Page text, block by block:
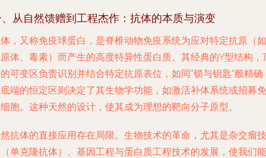
从自然馈赠到工程杰作：抗体的本质与演变
，又称免疫球蛋白，是脊椎动物免疫系统为应对特定抗原（如
体、毒素）而产生的高度特异性蛋白质。其经典的Y型结构，
可变区负责识别并结合特定抗原表位，如同“锁与钥匙”般精确
端的恒定区则决定了其生物学功能，如激活补体系统或招募免
胞。这种天然的设计，使其成为理想的靶向分子原型。
抗体的直接应用存在局限。生物技术的革命，尤其是杂交瘤技
单克隆抗体）、基因工程与蛋白质工程技术的发展，使我们能